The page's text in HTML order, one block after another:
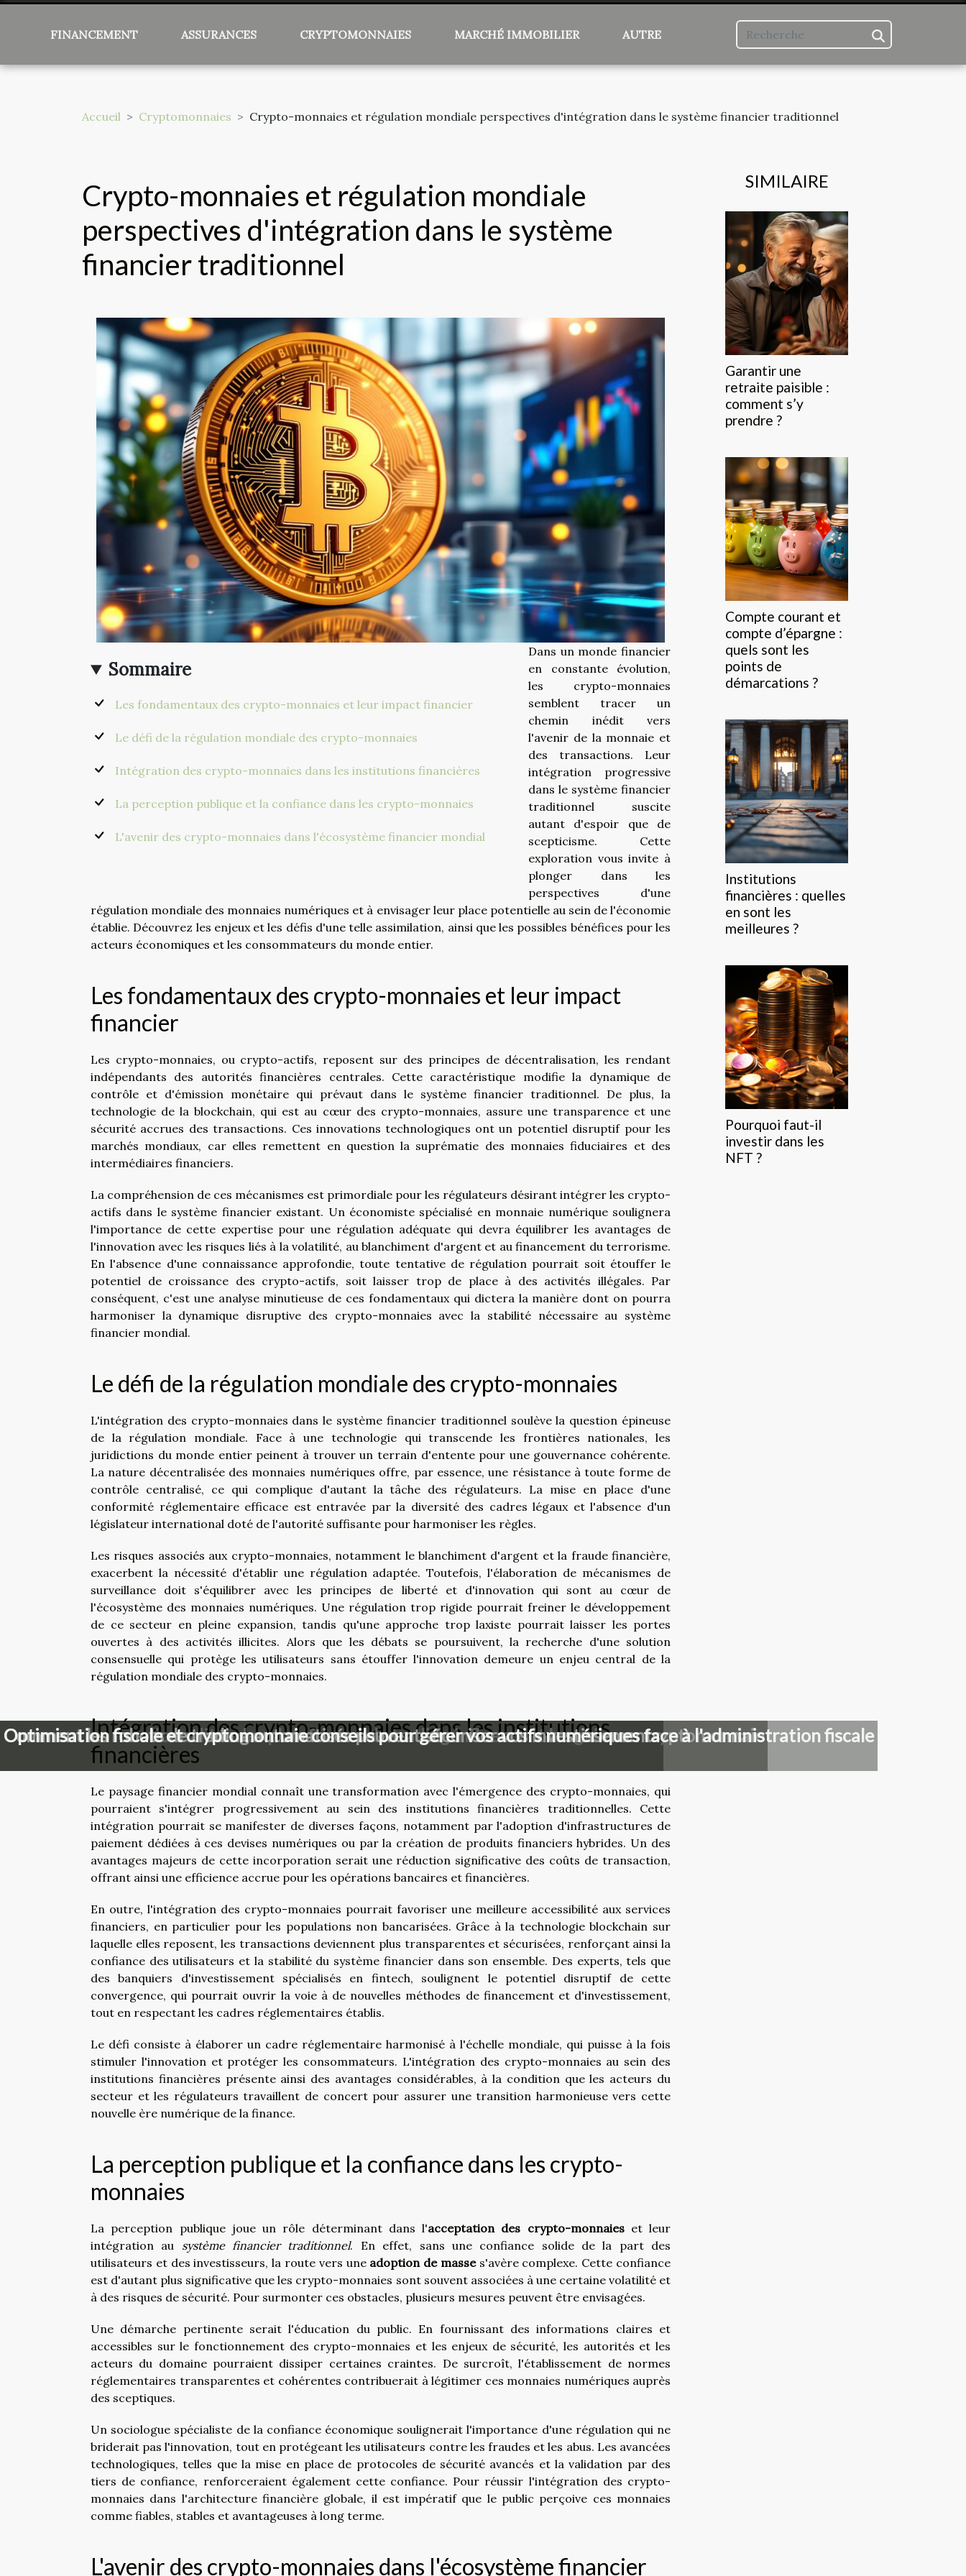
FINANCEMENT ASSURANCES CRYPTOMONNAIES MARCHÉ IMMOBILIER AUTRE
Accueil Cryptomonnaies Crypto-monnaies et régulation mondiale perspectives d'intégration dans le système financier traditionnel
Crypto-monnaies et régulation mondiale
perspectives d'intégration dans le système
financier traditionnel
Sommaire
Les fondamentaux des crypto-monnaies et leur impact financier
Le défi de la régulation mondiale des crypto-monnaies
Intégration des crypto-monnaies dans les institutions financières
La perception publique et la confiance dans les crypto-monnaies
L'avenir des crypto-monnaies dans l'écosystème financier mondial
Dans un monde financier
en constante évolution,
les crypto-monnaies
semblent tracer un
chemin inédit vers
l'avenir de la monnaie et
des transactions. Leur
intégration progressive
dans le système financier
traditionnel suscite
autant d'espoir que de
scepticisme. Cette
exploration vous invite à
plonger dans les
perspectives d'une
régulation mondiale des monnaies numériques et à envisager leur place potentielle au sein de l'économie
établie. Découvrez les enjeux et les défis d'une telle assimilation, ainsi que les possibles bénéfices pour les
acteurs économiques et les consommateurs du monde entier.
Les fondamentaux des crypto-monnaies et leur impact
financier
Les crypto-monnaies, ou crypto-actifs, reposent sur des principes de décentralisation, les rendant
indépendants des autorités financières centrales. Cette caractéristique modifie la dynamique de
contrôle et d'émission monétaire qui prévaut dans le système financier traditionnel. De plus, la
technologie de la blockchain, qui est au cœur des crypto-monnaies, assure une transparence et une
sécurité accrues des transactions. Ces innovations technologiques ont un potentiel disruptif pour les
marchés mondiaux, car elles remettent en question la suprématie des monnaies fiduciaires et des
intermédiaires financiers.
La compréhension de ces mécanismes est primordiale pour les régulateurs désirant intégrer les crypto-
actifs dans le système financier existant. Un économiste spécialisé en monnaie numérique soulignera
l'importance de cette expertise pour une régulation adéquate qui devra équilibrer les avantages de
l'innovation avec les risques liés à la volatilité, au blanchiment d'argent et au financement du terrorisme.
En l'absence d'une connaissance approfondie, toute tentative de régulation pourrait soit étouffer le
potentiel de croissance des crypto-actifs, soit laisser trop de place à des activités illégales. Par
conséquent, c'est une analyse minutieuse de ces fondamentaux qui dictera la manière dont on pourra
harmoniser la dynamique disruptive des crypto-monnaies avec la stabilité nécessaire au système
financier mondial.
Le défi de la régulation mondiale des crypto-monnaies
L'intégration des crypto-monnaies dans le système financier traditionnel soulève la question épineuse
de la régulation mondiale. Face à une technologie qui transcende les frontières nationales, les
juridictions du monde entier peinent à trouver un terrain d'entente pour une gouvernance cohérente.
La nature décentralisée des monnaies numériques offre, par essence, une résistance à toute forme de
contrôle centralisé, ce qui complique d'autant la tâche des régulateurs. La mise en place d'une
conformité réglementaire efficace est entravée par la diversité des cadres légaux et l'absence d'un
législateur international doté de l'autorité suffisante pour harmoniser les règles.
Les risques associés aux crypto-monnaies, notamment le blanchiment d'argent et la fraude financière,
exacerbent la nécessité d'établir une régulation adaptée. Toutefois, l'élaboration de mécanismes de
surveillance doit s'équilibrer avec les principes de liberté et d'innovation qui sont au cœur de
l'écosystème des monnaies numériques. Une régulation trop rigide pourrait freiner le développement
de ce secteur en pleine expansion, tandis qu'une approche trop laxiste pourrait laisser les portes
ouvertes à des activités illicites. Alors que les débats se poursuivent, la recherche d'une solution
consensuelle qui protège les utilisateurs sans étouffer l'innovation demeure un enjeu central de la
régulation mondiale des crypto-monnaies.
Intégration des crypto-monnaies dans les institutions
financières
Le paysage financier mondial connaît une transformation avec l'émergence des crypto-monnaies, qui
pourraient s'intégrer progressivement au sein des institutions financières traditionnelles. Cette
intégration pourrait se manifester de diverses façons, notamment par l'adoption d'infrastructures de
paiement dédiées à ces devises numériques ou par la création de produits financiers hybrides. Un des
avantages majeurs de cette incorporation serait une réduction significative des coûts de transaction,
offrant ainsi une efficience accrue pour les opérations bancaires et financières.
En outre, l'intégration des crypto-monnaies pourrait favoriser une meilleure accessibilité aux services
financiers, en particulier pour les populations non bancarisées. Grâce à la technologie blockchain sur
laquelle elles reposent, les transactions deviennent plus transparentes et sécurisées, renforçant ainsi la
confiance des utilisateurs et la stabilité du système financier dans son ensemble. Des experts, tels que
des banquiers d'investissement spécialisés en fintech, soulignent le potentiel disruptif de cette
convergence, qui pourrait ouvrir la voie à de nouvelles méthodes de financement et d'investissement,
tout en respectant les cadres réglementaires établis.
Le défi consiste à élaborer un cadre réglementaire harmonisé à l'échelle mondiale, qui puisse à la fois
stimuler l'innovation et protéger les consommateurs. L'intégration des crypto-monnaies au sein des
institutions financières présente ainsi des avantages considérables, à la condition que les acteurs du
secteur et les régulateurs travaillent de concert pour assurer une transition harmonieuse vers cette
nouvelle ère numérique de la finance.
La perception publique et la confiance dans les crypto-
monnaies
La perception publique joue un rôle déterminant dans l'acceptation des crypto-monnaieset leur
intégration au système financier traditionnel. En effet, sans une confiance solide de la part des
utilisateurs et des investisseurs, la route vers une adoption de masses'avère complexe. Cette confiance
est d'autant plus significative que les crypto-monnaies sont souvent associées à une certaine volatilité et
à des risques de sécurité. Pour surmonter ces obstacles, plusieurs mesures peuvent être envisagées.
Une démarche pertinente serait l'éducation du public. En fournissant des informations claires et
accessibles sur le fonctionnement des crypto-monnaies et les enjeux de sécurité, les autorités et les
acteurs du domaine pourraient dissiper certaines craintes. De surcroît, l'établissement de normes
réglementaires transparentes et cohérentes contribuerait à légitimer ces monnaies numériques auprès
des sceptiques.
Un sociologue spécialiste de la confiance économique soulignerait l'importance d'une régulation qui ne
briderait pas l'innovation, tout en protégeant les utilisateurs contre les fraudes et les abus. Les avancées
technologiques, telles que la mise en place de protocoles de sécurité avancés et la validation par des
tiers de confiance, renforceraient également cette confiance. Pour réussir l'intégration des crypto-
monnaies dans l'architecture financière globale, il est impératif que le public perçoive ces monnaies
comme fiables, stables et avantageuses à long terme.
L'avenir des crypto-monnaies dans l'écosystème financier
SIMILAIRE
Garantir une
retraite paisible :
comment s’y
prendre ?
Compte courant et
compte d’épargne :
quels sont les
points de
démarcations ?
Institutions
financières : quelles
en sont les
meilleures ?
Pourquoi faut-il
investir dans les
NFT ?
Comment les fonctionnalités des plateformes de trading influencent les gains en cryptomonnaie
Comment les robots de trading automatisés peuvent sécuriser vos investissements
Optimisation fiscale et cryptomonnaie conseils pour gérer vos actifs numériques face à l'administration fiscale